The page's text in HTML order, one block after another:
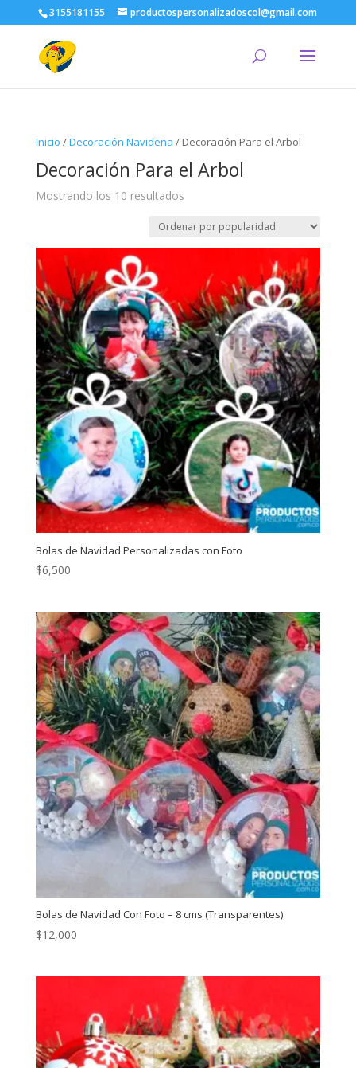
3155181155 productospersonalizadoscol@gmail.com
Inicio /Decoración Navideña / Decoración Para el Arbol
Decoración Para el Arbol
Mostrando los 10 resultadosOrdenado
popularidad
Bolas de Navidad Personalizadas con Foto
$6,500
Bolas de Navidad Con Foto – 8 cms (Transparentes)
$12,000